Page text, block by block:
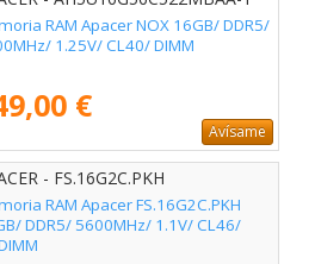
RAM Apacer NOX 16GB/ DDR5/
1.25V/ CL40/ DIMM
€
Avísame
- FS.16G2C.PKH
RAM Apacer FS.16G2C.PKH
DDR5/ 5600MHz/ 1.1V/ CL46/